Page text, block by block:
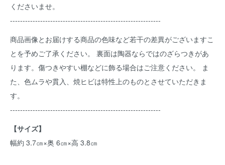
くださいませ。
------------------------------------------------------------
商品画像とお届けする商品の色味など若干の差異がございますこ
とを予めご了承ください。 裏面は陶器ならではのざらつきがあ
ります。傷つきやすい棚などに飾る場合はご注意ください。 ま
た、色ムラや貫入、焼ヒビは特性上のものとさせていただきま
す。
------------------------------------------------------------
【サイズ】
幅約 3.7㎝×奥 6㎝×高 3.8㎝